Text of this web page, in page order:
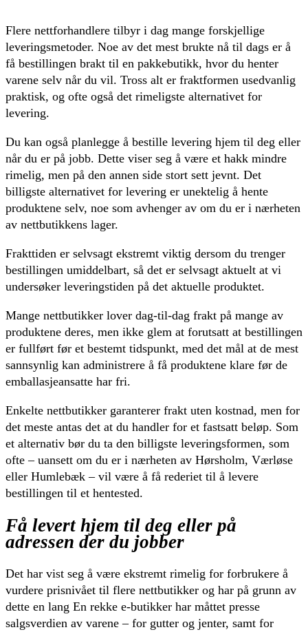
Flere nettforhandlere tilbyr i dag mange forskjellige
leveringsmetoder. Noe av det mest brukte nå til dags er å
få bestillingen brakt til en pakkebutikk, hvor du henter
varene selv når du vil. Tross alt er fraktformen usedvanlig
praktisk, og ofte også det rimeligste alternativet for
levering.
Du kan også planlegge å bestille levering hjem til deg eller
når du er på jobb. Dette viser seg å være et hakk mindre
rimelig, men på den annen side stort sett jevnt. Det
billigste alternativet for levering er unektelig å hente
produktene selv, noe som avhenger av om du er i nærheten
av nettbutikkens lager.
Frakttiden er selvsagt ekstremt viktig dersom du trenger
bestillingen umiddelbart, så det er selvsagt aktuelt at vi
undersøker leveringstiden på det aktuelle produktet.
Mange nettbutikker lover dag-til-dag frakt på mange av
produktene deres, men ikke glem at forutsatt at bestillingen
er fullført før et bestemt tidspunkt, med det mål at de mest
sannsynlig kan administrere å få produktene klare før de
emballasjeansatte har fri.
Enkelte nettbutikker garanterer frakt uten kostnad, men for
det meste antas det at du handler for et fastsatt beløp. Som
et alternativ bør du ta den billigste leveringsformen, som
ofte – uansett om du er i nærheten av Hørsholm, Værløse
eller Humlebæk – vil være å få rederiet til å levere
bestillingen til et hentested.
Få levert hjem til deg eller på
adressen der du jobber
Det har vist seg å være ekstremt rimelig for forbrukere å
vurdere prisnivået til flere nettbutikker og har på grunn av
dette en lang En rekke e-butikker har måttet presse
salgsverdien av varene – for gutter og jenter, samt for